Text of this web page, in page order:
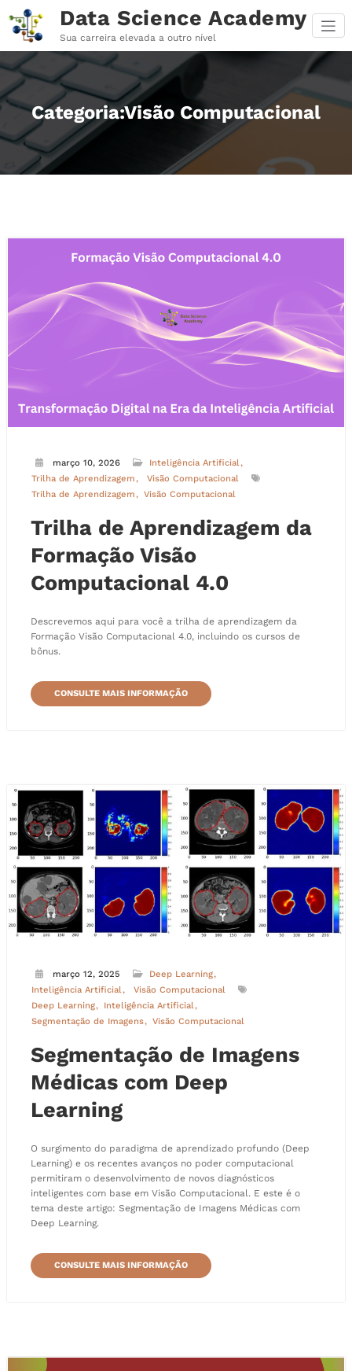
para
conteúdo
Data Science Academy
Sua carreira elevada a outro nível
Categoria:Visão Computacional
março 10, 2026
Inteligência Artificial
Trilha de Aprendizagem
Visão Computacional
Trilha de Aprendizagem
Visão Computacional
Trilha de Aprendizagem da
Formação Visão
Computacional 4.0
Descrevemos aqui para você a trilha de aprendizagem da
Formação Visão Computacional 4.0, incluindo os cursos de
bônus.
CONSULTE MAIS INFORMAÇÃO
março 12, 2025
Deep Learning
Inteligência Artificial
Visão Computacional
Deep Learning
Inteligência Artificial
Segmentação de Imagens
Visão Computacional
Segmentação de Imagens
Médicas com Deep
Learning
O surgimento do paradigma de aprendizado profundo (Deep
Learning) e os recentes avanços no poder computacional
permitiram o desenvolvimento de novos diagnósticos
inteligentes com base em Visão Computacional. E este é o
tema deste artigo: Segmentação de Imagens Médicas com
Deep Learning.
CONSULTE MAIS INFORMAÇÃO